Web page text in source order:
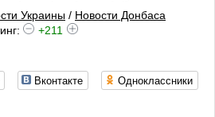
Украины / Новости Донбаса
+211
Вконтакте
Одноклассники